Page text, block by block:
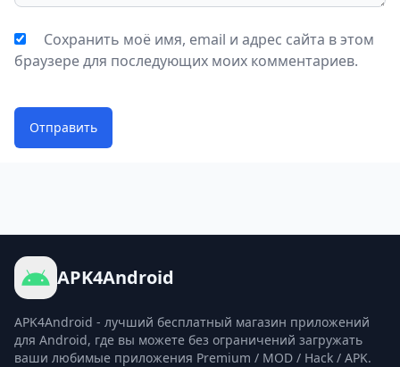
Сохранить моё имя, email и адрес сайта в этом
браузере для последующих моих комментариев.
Отправить
APK4Android
APK4Android - лучший бесплатный магазин приложений
для Android, где вы можете без ограничений загружать
ваши любимые приложения Premium / MOD / Hack / APK.